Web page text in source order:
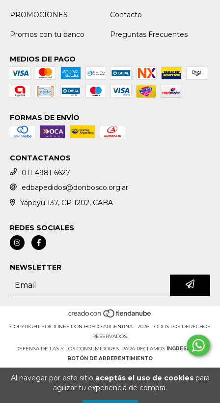
Al navegar por este sitio aceptás el uso de cookiespara
agilizar tu experiencia de compra.
PROMOCIONES Contacto
Promos con tu banco Preguntas Frecuentes
MEDIOS DE PAGO
FORMAS DE ENVÍO
CONTACTANOS
011-4981-6627
edbapedidos@donbosco.org.ar
Yapeyú 137, CP 1202, CABA
REDES SOCIALES
NEWSLETTER
COPYRIGHT EDICIONES DON BOSCO ARGENTINA - 2026. TODOS LOS DERECHOS
RESERVADOS.
DEFENSA DE LAS Y LOS CONSUMIDORES. PARA RECLAMOS INGRESÁ ACÁ.
BOTÓN DE ARREPENTIMIENTO